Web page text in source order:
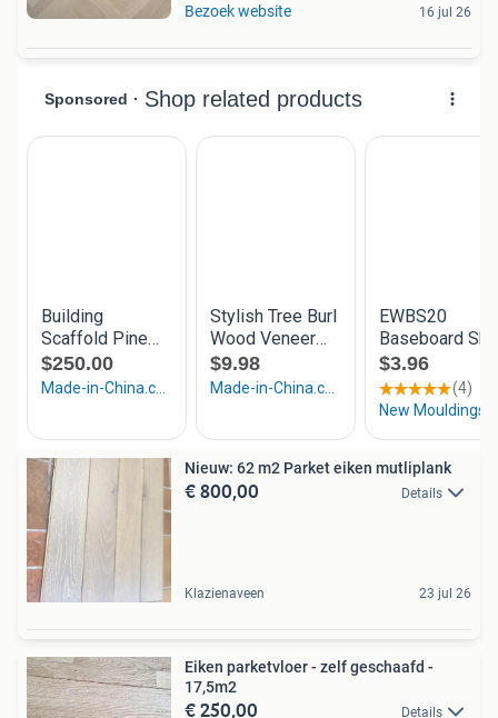
Bezoek website 16 jul 26
Nieuw: 62 m2 Parket eiken mutliplank
€ 800,00 Details
Klazienaveen 23 jul 26
Eiken parketvloer - zelf geschaafd -
17,5m2
€ 250,00 Details